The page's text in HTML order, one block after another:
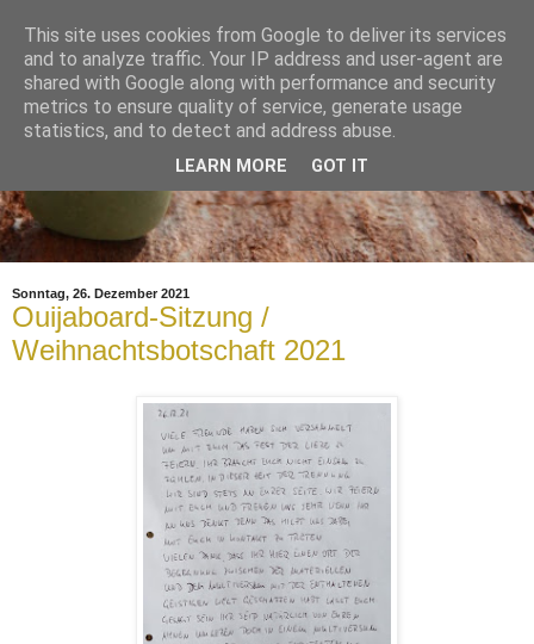
Sonntag, 26. Dezember 2021
Ouijaboard-Sitzung /
Weihnachtsbotschaft 2021
This site uses cookies from Google to deliver its services
and to analyze traffic. Your IP address and user-agent are
shared with Google along with performance and security
metrics to ensure quality of service, generate usage
statistics, and to detect and address abuse.
LEARN MORE GOT IT